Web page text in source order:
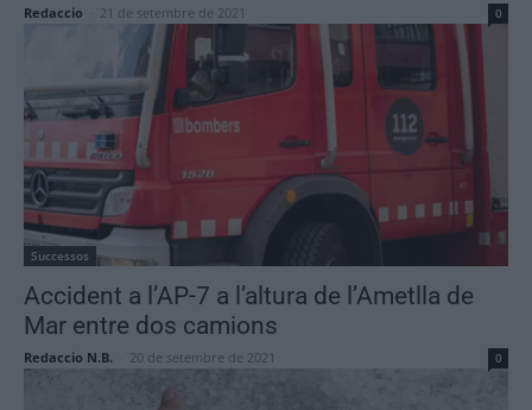
Redaccio 21 de setembre de 2021 0
Successos
Accident a l’AP-7 a l’altura de l’Ametlla de
Mar entre dos camions
Redaccio N.B. 20 de setembre de 2021 0